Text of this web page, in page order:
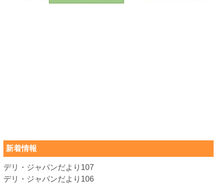
新着情報
デリ・ジャパンだより107
デリ・ジャパンだより106